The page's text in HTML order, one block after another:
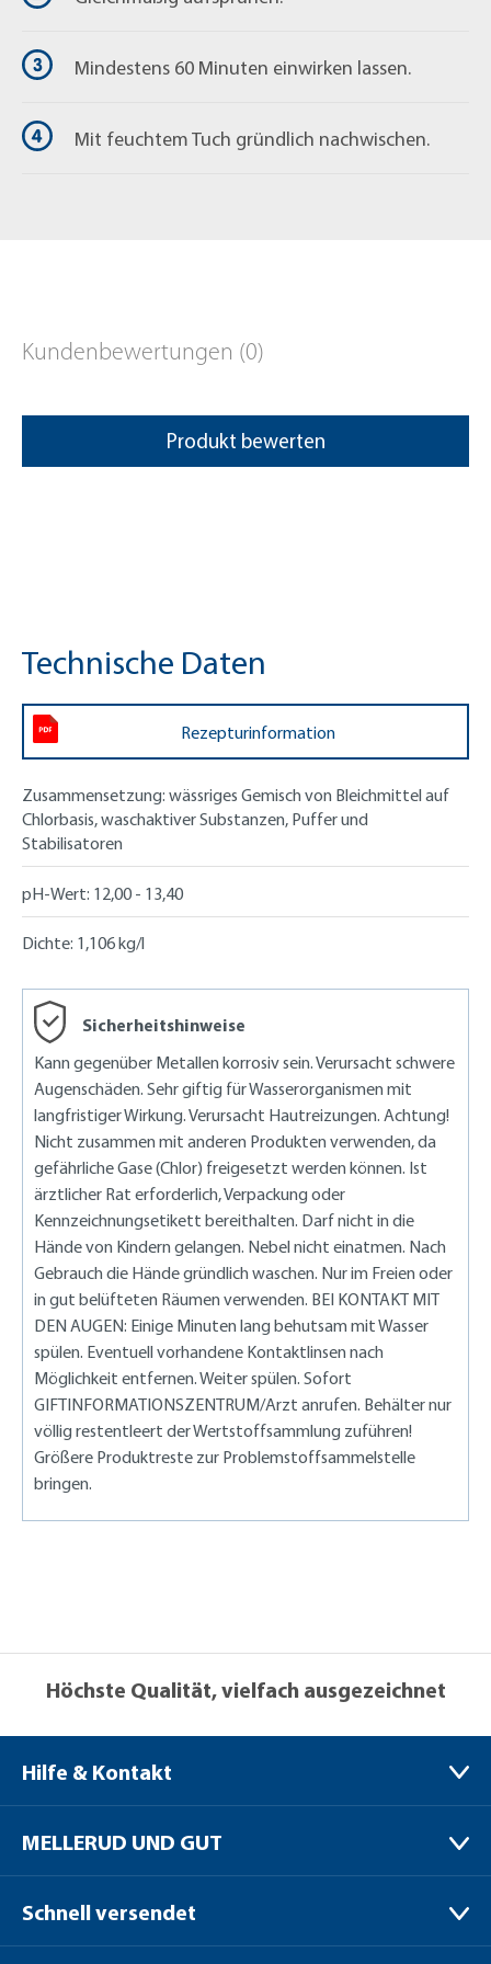
Mindestens 60 Minuten einwirken lassen.
Mit feuchtem Tuch gründlich nachwischen.
Kundenbewertungen (0)
Produkt bewerten
Technische Daten
Rezepturinformation
Zusammensetzung: wässriges Gemisch von Bleichmittel auf
Chlorbasis, waschaktiver Substanzen, Puffer und
Stabilisatoren
pH-Wert: 12,00 - 13,40
Dichte: 1,106 kg/l
Sicherheitshinweise
Kann gegenüber Metallen korrosiv sein. Verursacht schwere
Augenschäden. Sehr giftig für Wasserorganismen mit
langfristiger Wirkung. Verursacht Hautreizungen. Achtung!
Nicht zusammen mit anderen Produkten verwenden, da
gefährliche Gase (Chlor) freigesetzt werden können. Ist
ärztlicher Rat erforderlich, Verpackung oder
Kennzeichnungsetikett bereithalten. Darf nicht in die
Hände von Kindern gelangen. Nebel nicht einatmen. Nach
Gebrauch die Hände gründlich waschen. Nur im Freien oder
in gut belüfteten Räumen verwenden. BEI KONTAKT MIT
DEN AUGEN: Einige Minuten lang behutsam mit Wasser
spülen. Eventuell vorhandene Kontaktlinsen nach
Möglichkeit entfernen. Weiter spülen. Sofort
GIFTINFORMATIONSZENTRUM/Arzt anrufen. Behälter nur
völlig restentleert der Wertstoffsammlung zuführen!
Größere Produktreste zur Problemstoffsammelstelle
bringen.
Höchste Qualität, vielfach ausgezeichnet
Hilfe & Kontakt
Bernhard-Röttgen-Waldweg 20
41379 Brüggen / Niederrhein
MELLERUD UND GUT
Verpackungen
Schnell versendet